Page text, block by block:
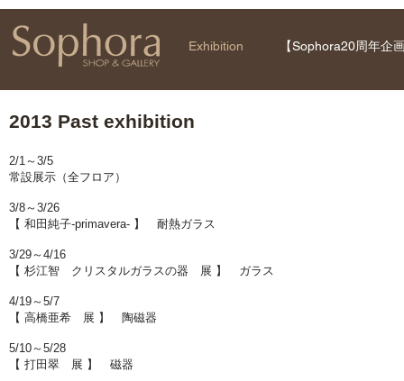
Exhibition 【Sophora20周年企
2013 Past exhibition
2/1～3/5
常設展示（全フロア）
3/8～3/26
【 和田純子-primavera- 】 耐熱ガラス
3/29～4/16
【 杉江智 クリスタルガラスの器 展 】 ガラス
4/19～5/7
【 高橋亜希 展 】 陶磁器
5/10～5/28
【 打田翠 展 】 磁器